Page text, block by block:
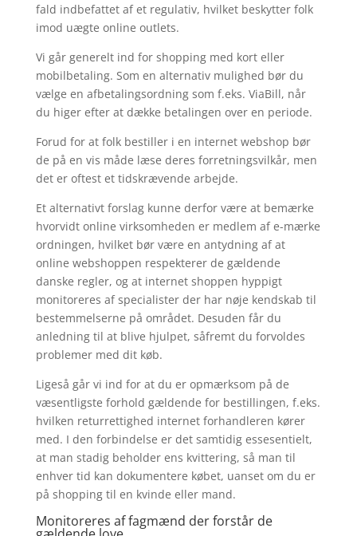
fald indbefattet af et regulativ, hvilket beskytter folk
imod uægte online outlets.
Vi går generelt ind for shopping med kort eller
mobilbetaling. Som en alternativ mulighed bør du
vælge en afbetalingsordning som f.eks. ViaBill, når
du higer efter at dække betalingen over en periode.
Forud for at folk bestiller i en internet webshop bør
de på en vis måde læse deres forretningsvilkår, men
det er oftest et tidskrævende arbejde.
Et alternativt forslag kunne derfor være at bemærke
hvorvidt online virksomheden er medlem af e-mærke
ordningen, hvilket bør være en antydning af at
online webshoppen respekterer de gældende
danske regler, og at internet shoppen hyppigt
monitoreres af specialister der har nøje kendskab til
bestemmelserne på området. Desuden får du
anledning til at blive hjulpet, såfremt du forvoldes
problemer med dit køb.
Ligeså går vi ind for at du er opmærksom på de
væsentligste forhold gældende for bestillingen, f.eks.
hvilken returrettighed internet forhandleren kører
med. I den forbindelse er det samtidig essesentielt,
at man stadig beholder ens kvittering, så man til
enhver tid kan dokumentere købet, uanset om du er
på shopping til en kvinde eller mand.
Monitoreres af fagmænd der forstår de